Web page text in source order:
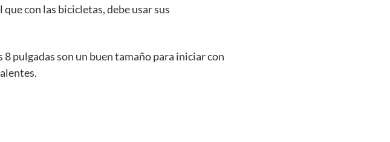
con las bicicletas, debe usar sus
pulgadas son un buen tamaño para iniciar con